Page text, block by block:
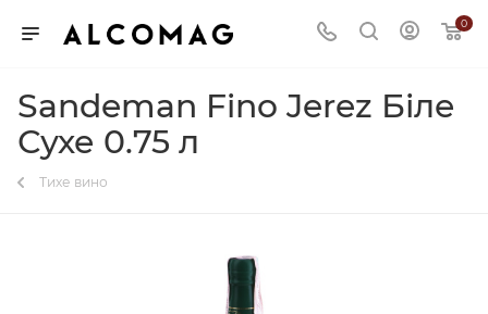
0
Sandeman Fino Jerez Біле
Сухе 0.75 л
Тихе вино